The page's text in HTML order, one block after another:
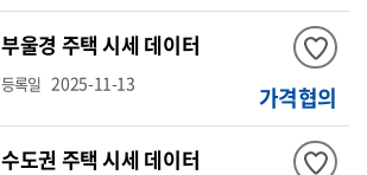
부울경 주택 시세 데이터
등록일 2025-11-13 가격협의
수도권 주택 시세 데이터